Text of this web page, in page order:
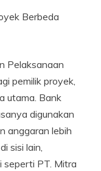
Berbeda
Pelaksanaan
pemilik proyek,
utama. Bank
digunakan
anggaran lebih
sisi lain,
seperti PT. Mitra